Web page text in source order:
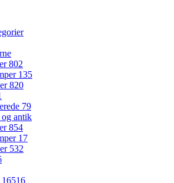
802
135
820
79
antik
854
17
532
16516